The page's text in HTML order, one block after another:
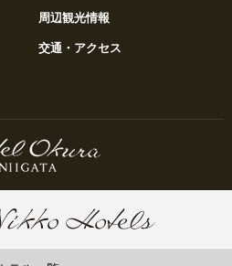
周辺観光情報
交通・アクセス